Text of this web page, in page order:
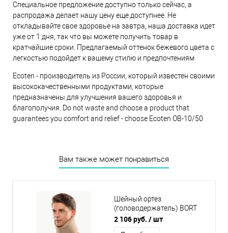
Специальное предложение доступно только сейчас, а
распродажа делает нашу цену еще доступнее. Не
откладывайте свое здоровье на завтра, наша доставка идет
уже от 1 дня, так что вы можете получить товар в
кратчайшие сроки. Предлагаемый оттенок бежевого цвета с
легкостью подойдет к вашему стилю и предпочтениям
Ecoten - производитель из России, который известен своими
высококачественными продуктами, которые
предназначены для улучшения вашего здоровья и
благополучия. Do not waste and choose a product that
guarantees you comfort and relief - choose Ecoten ОВ-10/50
Вам также может понравиться
Шейный ортез
(головодержатель) BORT
Stabilo для ношения днем
2 106 руб. / шт